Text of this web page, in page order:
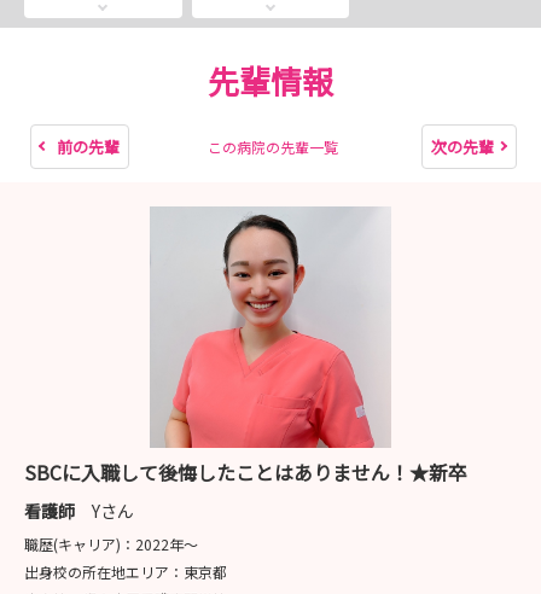
（1）MISSION1参加 オンライン
ンライン）
※インターンシップ中にMISSION1・2の両方に参加
済みの方のみです。
・MISSION1のみ参加の方：1day対面説明会
※面接実施前に適性検査の受検がありますが、適性検査で
合否が出るものではございません
※面接は新宿もしくは大阪事務所のみで実施します
（4）ご内定
先輩情報
前の先輩 この病院の先輩一覧 次の先輩
SBCに入職して後悔したことはありません！★新卒
看護師 Yさん
職歴(キャリア)： 2022年〜
出身校の所在地エリア： 東京都